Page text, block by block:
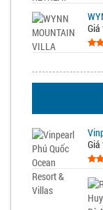
Giá
Giá